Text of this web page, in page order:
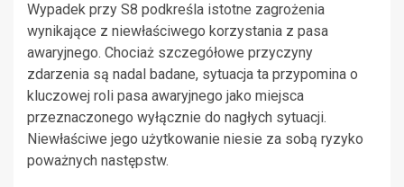
Wypadek przy S8 podkreśla istotne zagrożenia
wynikające z niewłaściwego korzystania z pasa
awaryjnego. Chociaż szczegółowe przyczyny
zdarzenia są nadal badane, sytuacja ta przypomina o
kluczowej roli pasa awaryjnego jako miejsca
przeznaczonego wyłącznie do nagłych sytuacji.
Niewłaściwe jego użytkowanie niesie za sobą ryzyko
poważnych następstw.